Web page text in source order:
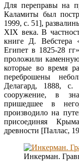
Для переправы на
Каламиты был
1999, с. 51],
XIX века. В
книге Д. Вебстера
Египет в 1825-28
проложили
которые во время
переброшены
Делагард, 1888, с.
сооружение, в
пришедшее в
производило на
присоединяя
древности [Паллас,
Инкерман.